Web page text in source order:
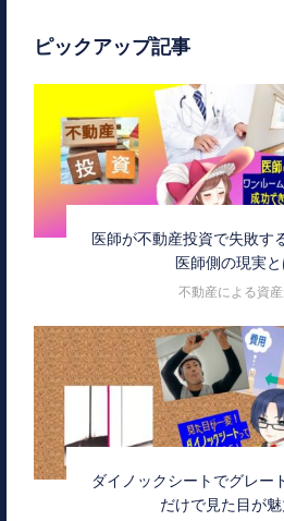
ピックアップ記事
医師が不動産投資で失敗す
医師側の現実と
不動産による資
ダイノックシートでグレ
だけで見た目が